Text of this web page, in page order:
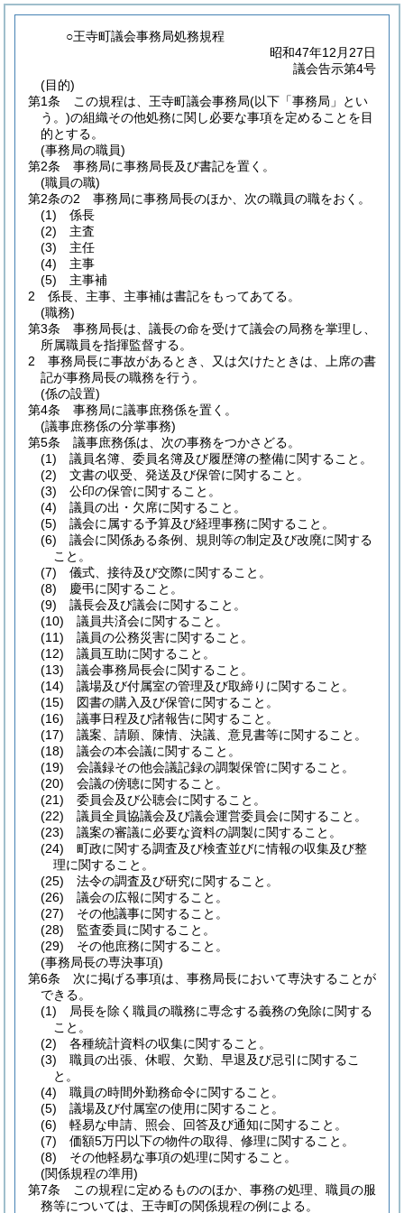
○王寺町議会事務局処務規程
昭和47年12月27日
議会告示第4号
(目的)
第1条
この規程は、王寺町議会事務局(以下「事務局」とい
う。)の組織その他処務に関し必要な事項を定めることを目
的とする。
(事務局の職員)
第2条
事務局に事務局長及び書記を置く。
(職員の職)
第2条の2
事務局に事務局長のほか、次の職員の職をおく。
(1)
係長
(2)
主査
(3)
主任
(4)
主事
(5)
主事補
2
係長、主事、主事補は書記をもってあてる。
(職務)
第3条
事務局長は、議長の命を受けて議会の局務を掌理し、
所属職員を指揮監督する。
2
事務局長に事故があるとき、又は欠けたときは、上席の書
記が事務局長の職務を行う。
(係の設置)
第4条
事務局に議事庶務係を置く。
(議事庶務係の分掌事務)
第5条
議事庶務係は、次の事務をつかさどる。
(1)
議員名簿、委員名簿及び履歴簿の整備に関すること。
(2)
文書の収受、発送及び保管に関すること。
(3)
公印の保管に関すること。
(4)
議員の出・欠席に関すること。
(5)
議会に属する予算及び経理事務に関すること。
(6)
議会に関係ある条例、規則等の制定及び改廃に関する
こと。
(7)
儀式、接待及び交際に関すること。
(8)
慶弔に関すること。
(9)
議長会及び議会に関すること。
(10)
議員共済会に関すること。
(11)
議員の公務災害に関すること。
(12)
議員互助に関すること。
(13)
議会事務局長会に関すること。
(14)
議場及び付属室の管理及び取締りに関すること。
(15)
図書の購入及び保管に関すること。
(16)
議事日程及び諸報告に関すること。
(17)
議案、請願、陳情、決議、意見書等に関すること。
(18)
議会の本会議に関すること。
(19)
会議録その他会議記録の調製保管に関すること。
(20)
会議の傍聴に関すること。
(21)
委員会及び公聴会に関すること。
(22)
議員全員協議会及び議会運営委員会に関すること。
(23)
議案の審議に必要な資料の調製に関すること。
(24)
町政に関する調査及び検査並びに情報の収集及び整
理に関すること。
(25)
法令の調査及び研究に関すること。
(26)
議会の広報に関すること。
(27)
その他議事に関すること。
(28)
監査委員に関すること。
(29)
その他庶務に関すること。
(事務局長の専決事項)
第6条
次に掲げる事項は、事務局長において専決することが
できる。
(1)
局長を除く職員の職務に専念する義務の免除に関する
こと。
(2)
各種統計資料の収集に関すること。
(3)
職員の出張、休暇、欠勤、早退及び忌引に関するこ
と。
(4)
職員の時間外勤務命令に関すること。
(5)
議場及び付属室の使用に関すること。
(6)
軽易な申請、照会、回答及び通知に関すること。
(7)
価額5万円以下の物件の取得、修理に関すること。
(8)
その他軽易な事項の処理に関すること。
(関係規程の準用)
第7条
この規程に定めるもののほか、事務の処理、職員の服
務等については、王寺町の関係規程の例による。